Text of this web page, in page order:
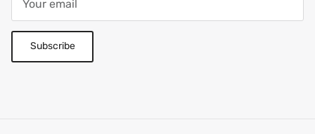
Subscribe